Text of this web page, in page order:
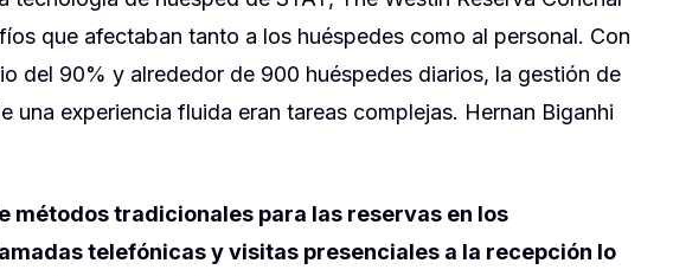
que afectaban tanto a los huéspedes como al personal. Con
del 90% y alrededor de 900 huéspedes diarios, la gestión de
una experiencia fluida eran tareas complejas. Hernan Biganhi
métodos tradicionales para las reservas en los
telefónicas y visitas presenciales a la recepción lo